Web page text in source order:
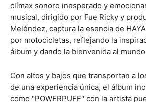
clímax sonoro inesperado y
musical, dirigido por Fue Ricky y
Meléndez, captura la esencia de
por motocicletas, reflejando la
álbum y dando la bienvenida al
Con altos y bajos que transportan a
de una experiencia única, el álbum
como "POWERPUFF" con la artista